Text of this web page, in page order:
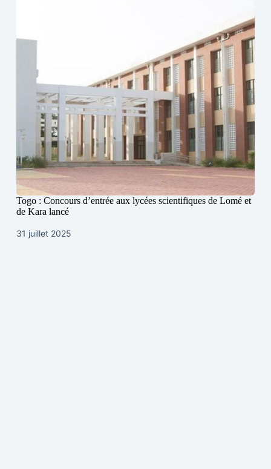
Togo : Concours d’entrée aux lycées scientifiques de Lomé et
de Kara lancé
31 juillet 2025